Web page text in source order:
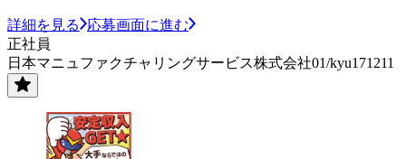
詳細を見る
応募画面に進む
正社員
日本マニュファクチャリングサービス株式会社01/kyu171211